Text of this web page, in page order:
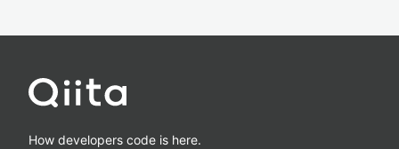
How developers code is here.